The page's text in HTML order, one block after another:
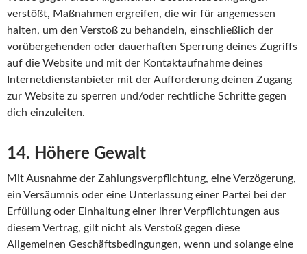
verstößt, Maßnahmen ergreifen, die wir für angemessen
halten, um den Verstoß zu behandeln, einschließlich der
vorübergehenden oder dauerhaften Sperrung deines Zugriffs
auf die Website und mit der Kontaktaufnahme deines
Internetdienstanbieter mit der Aufforderung deinen Zugang
zur Website zu sperren und/oder rechtliche Schritte gegen
dich einzuleiten.
14. Höhere Gewalt
Mit Ausnahme der Zahlungsverpflichtung, eine Verzögerung,
ein Versäumnis oder eine Unterlassung einer Partei bei der
Erfüllung oder Einhaltung einer ihrer Verpflichtungen aus
diesem Vertrag, gilt nicht als Verstoß gegen diese
Allgemeinen Geschäftsbedingungen, wenn und solange eine